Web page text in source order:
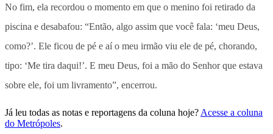
No fim, ela recordou o momento em que o menino foi retirado da
piscina e desabafou: “Então, algo assim que você fala: ‘meu Deus,
como?’. Ele ficou de pé e aí o meu irmão viu ele de pé, chorando,
tipo: ‘Me tira daqui!’. E meu Deus, foi a mão do Senhor que estava
sobre ele, foi um livramento”, encerrou.
Já leu todas as notas e reportagens da coluna hoje? Acesse a coluna
do Metrópoles.